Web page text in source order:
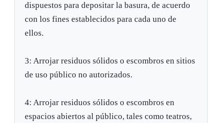
dispuestos para depositar la basura, de acuerdo
con los fines establecidos para cada uno de
ellos.
3: Arrojar residuos sólidos o escombros en sitios
de uso público no autorizados.
4: Arrojar residuos sólidos o escombros en
espacios abiertos al público, tales como teatros,